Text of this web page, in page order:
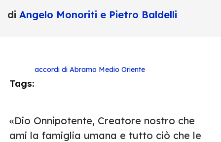
di Angelo Monoriti e Pietro Baldelli
Tags:
accordi di Abramo Medio Oriente
«Dio Onnipotente, Creatore nostro che
ami la famiglia umana e tutto ciò che le